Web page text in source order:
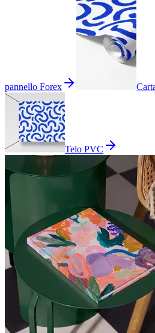
pannello Forex
Telo PVC